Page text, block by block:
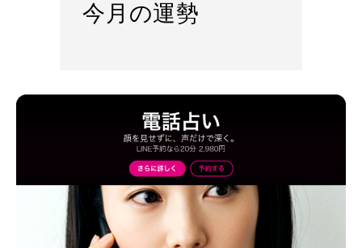
今月の運勢